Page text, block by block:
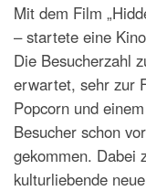
Mit dem Film
– startete eine
Die Besucherzahl
erwartet, sehr zur
Popcorn und
Besucher schon
gekommen. Dabei
kulturliebende